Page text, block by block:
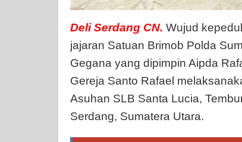
Deli Serdang CN. Wujud
jajaran Satuan Brimob Polda
Gegana yang dipimpin Aipda
Gereja Santo Rafael
Asuhan SLB Santa Lucia,
Serdang, Sumatera Utara.